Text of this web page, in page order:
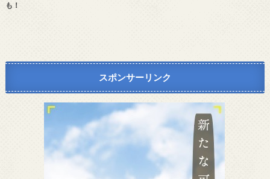
も！
スポンサーリンク